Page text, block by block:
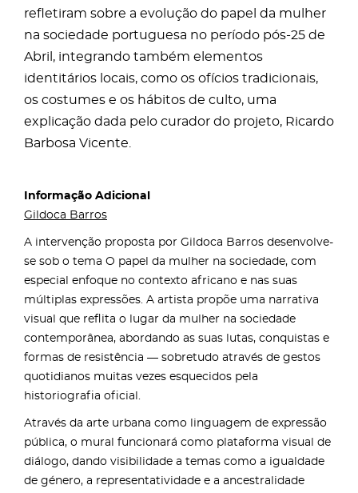
refletiram sobre a evolução do papel da mulher
na sociedade portuguesa no período pós-25 de
Abril, integrando também elementos
identitários locais, como os ofícios tradicionais,
os costumes e os hábitos de culto, uma
explicação dada pelo curador do projeto, Ricardo
Barbosa Vicente.
Informação Adicional
Gildoca Barros
A intervenção proposta por Gildoca Barros desenvolve-
se sob o tema O papel da mulher na sociedade, com
especial enfoque no contexto africano e nas suas
múltiplas expressões. A artista propõe uma narrativa
visual que reflita o lugar da mulher na sociedade
contemporânea, abordando as suas lutas, conquistas e
formas de resistência — sobretudo através de gestos
quotidianos muitas vezes esquecidos pela
historiografia oficial.
Através da arte urbana como linguagem de expressão
pública, o mural funcionará como plataforma visual de
diálogo, dando visibilidade a temas como a igualdade
de género, a representatividade e a ancestralidade